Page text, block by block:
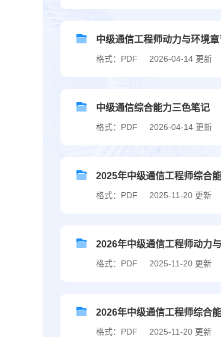
中级通信工程师动力与环境
格式：PDF 2026-04-14 更新
中级通信综合能力三色笔记
格式：PDF 2026-04-14 更新
2025年中级通信工程师综合
格式：PDF 2025-11-20 更新
2026年中级通信工程师动力
格式：PDF 2025-11-20 更新
2026年中级通信工程师综合
格式：PDF 2025-11-20 更新